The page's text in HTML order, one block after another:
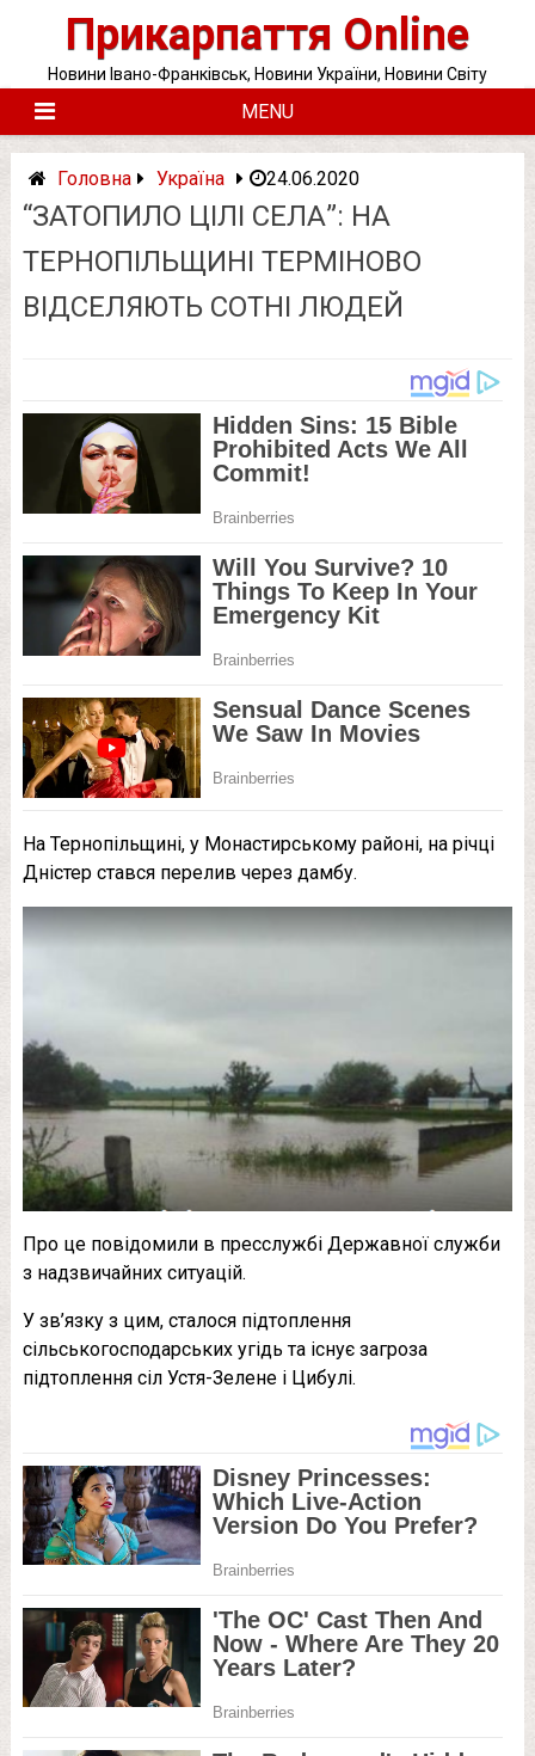
Прикарпаття Online
Новини Івано-Франківськ, Новини України, Новини Світу
MENU
Головна Україна 24.06.2020
“ЗАТОПИЛО ЦІЛІ СЕЛА”: НА
ТЕРНОПІЛЬЩИНІ ТЕРМІНОВО
ВІДСЕЛЯЮТЬ СОТНІ ЛЮДЕЙ
На Тернопільщині, у Монастирському районі, на річці
Дністер стався перелив через дамбу.
Про це повідомили в пресслужбі Державної служби
з надзвичайних ситуацій.
У зв’язку з цим, сталося підтоплення
сільськогосподарських угідь та існує загроза
підтоплення сіл Устя-Зелене і Цибулі.